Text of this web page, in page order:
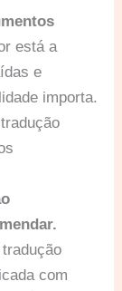
está a
e
importa.
com